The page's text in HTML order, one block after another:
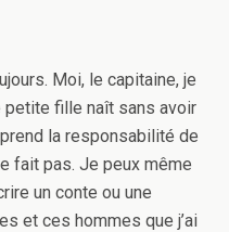
Moi, le capitaine, je
petite fille naît sans avoir
la responsabilité de
fait pas. Je peux même
un conte ou une
et ces hommes que j’ai